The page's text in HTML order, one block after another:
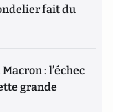
fait du
: l’échec
grande